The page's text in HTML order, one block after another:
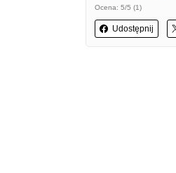
Ocena: 5/5 (1)
Udostępnij